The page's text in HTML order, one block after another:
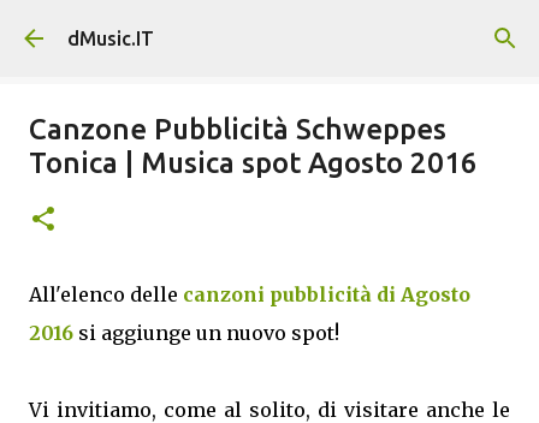
Passa ai contenuti principali
dMusic.IT
Canzone Pubblicità Schweppes
Tonica | Musica spot Agosto 2016
All'elenco delle canzoni pubblicità di Agosto
2016 si aggiunge un nuovo spot!
Vi invitiamo, come al solito, di visitare anche le